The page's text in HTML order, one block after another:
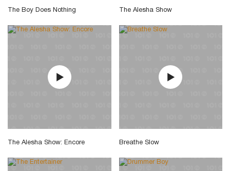
The Boy Does Nothing The Alesha Show
The Alesha Show: Encore Breathe Slow